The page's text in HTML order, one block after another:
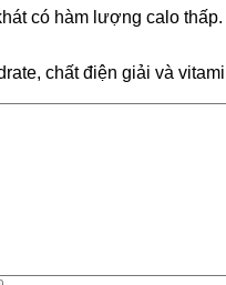
có hàm lượng calo thấp.
chất điện giải và